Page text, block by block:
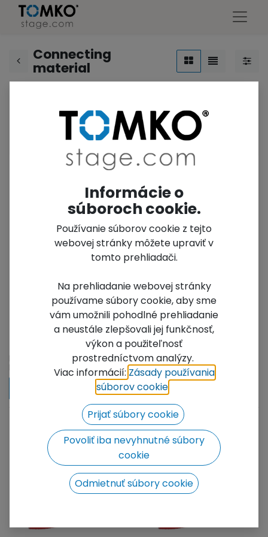
Connecting
material
1-Point
2-point
trusses
3-point
trusses
Ratchet Straps
5000kg - 9m Black
Ratchet Straps with Looped
Ends at each end. 5 Ton/
9m - Black
Ratchet Straps
5000kg - 20m Black
Ratchet Straps with Looped
Ends at each end. 5
Ton/20m - Black
Informácie o
súboroch cookie.
Používanie súborov cookie z tejto
webovej stránky môžete upraviť v
tomto prehliadači.
Na prehliadanie webovej stránky
používame súbory cookie, aby sme
vám umožnili pohodlné prehliadanie
a neustále zlepšovali jej funkčnosť,
výkon a použiteľnosť
prostredníctvom analýzy.
Viac informácií: Zásady používania
súborov cookie​.
Prijať súbory cookie
Povoliť iba nevyhnutné súbory
cookie
Odmietnuť súbory cookie